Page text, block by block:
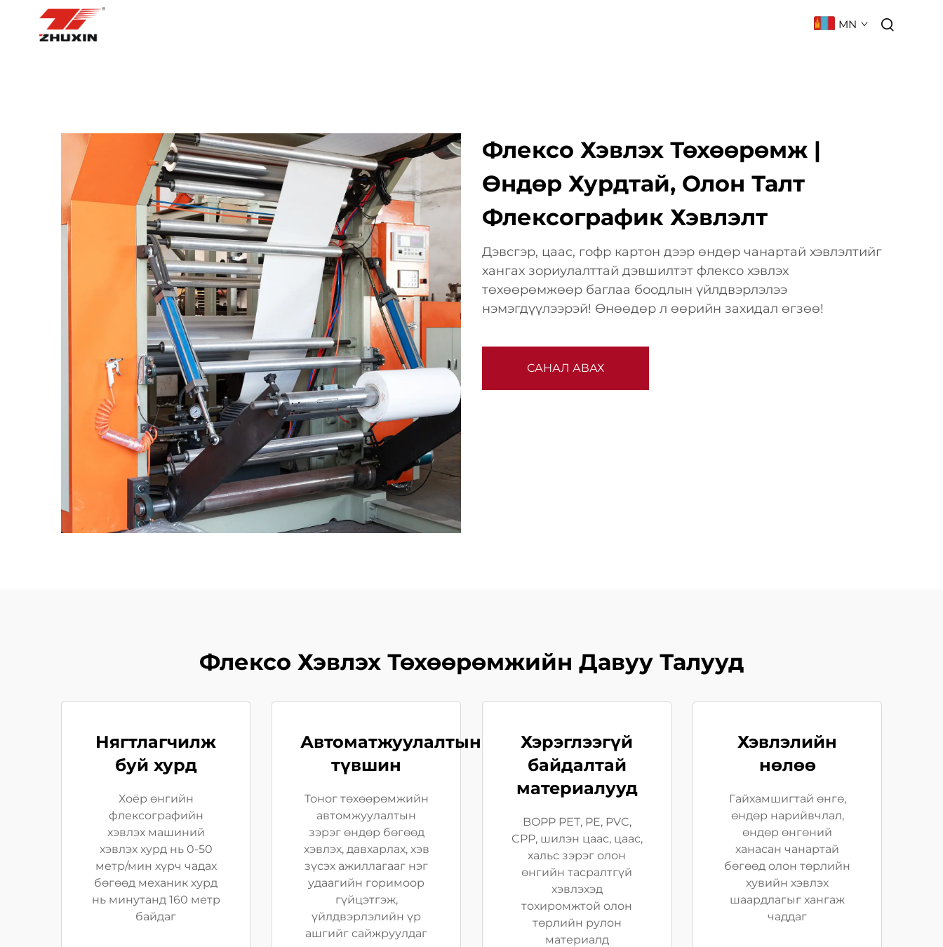
MN
Флексо Хэвлэх Төхөөрөмж |
Өндөр Хурдтай, Олон Талт
Флексографик Хэвлэлт
Дэвсгэр, цаас, гофр картон дээр өндөр чанартай хэвлэлтийг
хангах зориулалттай дэвшилтэт флексо хэвлэх
төхөөрөмжөөр баглаа боодлын үйлдвэрлэлээ
нэмэгдүүлээрэй! Өнөөдөр л өөрийн захидал өгзөө!
САНАЛ АВАХ
Флексо Хэвлэх Төхөөрөмжийн Давуу Талууд
Нягтлагчилж
буй хурд
Хоёр өнгийн
флексографийн
хэвлэх машиний
хэвлэх хурд нь 0-50
метр/мин хүрч чадах
бөгөөд механик хурд
нь минутанд 160 метр
байдаг
Автоматжуулалтын
түвшин
Тоног төхөөрөмжийн
автомжуулалтын
зэрэг өндөр бөгөөд
хэвлэх, давхарлах, хэв
зүсэх ажиллагааг нэг
удаагийн горимоор
гүйцэтгэж,
үйлдвэрлэлийн үр
ашгийг сайжруулдаг
Хэрэглээгүй
байдалтай
материалууд
BOPP PET, PE, PVC,
CPP, шилэн цаас, цаас,
хальс зэрэг олон
өнгийн тасралтгүй
хэвлэхэд
тохиромжтой олон
төрлийн рулон
материалд
Хэвлэлийн
нөлөө
Гайхамшигтай өнгө,
өндөр нарийвчлал,
өндөр өнгөний
ханасан чанартай
бөгөөд олон төрлийн
хувийн хэвлэх
шаардлагыг хангаж
чаддаг